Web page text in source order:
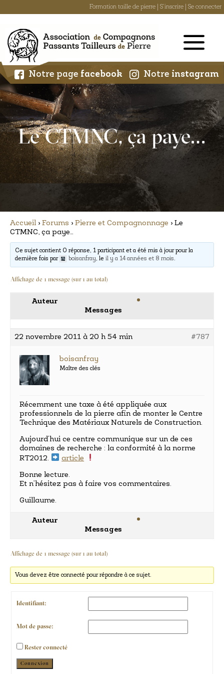
Formation taille de pierre S'inscrire Se connecter
content
Notre page facebook Notre instagram
Le CTMNC, ça paye…
Accueil › Forums › Pierre et Compagnonnage › Le
CTMNC, ça paye…
Ce sujet contient 0 réponse, 1 participant et a été mis à jour pour la
dernière fois par
boisanfray, leil y a 14 années et 8 mois.
Affichage de 1 message (sur 1 au total)
Auteur
Messages
22 novembre 2011 à 20 h 54 min #787
boisanfray
Maître des clés
Récemment une taxe à été appliquée aux
professionnels de la pierre afin de monter le Centre
Technique des Matériaux Naturels de Construction.
Aujourd’hui ce centre communique sur un de ces
domaines de recherche : la conformité à la norme
RT2012.
article
Bonne lecture.
Et n’hésitez pas à faire vos commentaires.
Guillaume.
Auteur
Messages
Affichage de 1 message (sur 1 au total)
Vous devez être connecté pour répondre à ce sujet.
Identifiant:
Mot de passe:
Rester connecté
Alternative:
Connexion